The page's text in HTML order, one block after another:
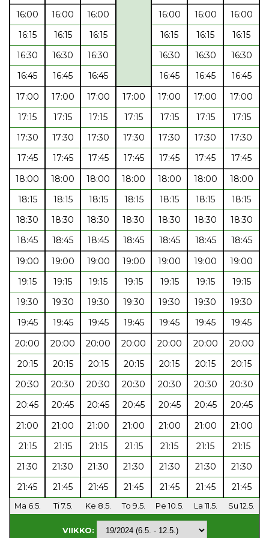
16:00
16:00 16:00 16:00 16:00
16:00
16:15
16:15 16:15 16:15 16:15
16:15
16:30
16:30 16:30 16:30 16:30
16:30
16:45
16:45 16:45 16:45 16:45
16:45
17:00
17:00 17:00 17:00 17:00 17:00
17:00
17:15
17:15 17:15 17:15 17:15 17:15
17:15
17:30
17:30 17:30 17:30 17:30 17:30
17:30
17:45
17:45 17:45 17:45 17:45 17:45
17:45
18:00
18:00 18:00 18:00 18:00 18:00
18:00
18:15
18:15 18:15 18:15 18:15 18:15
18:15
18:30
18:30 18:30 18:30 18:30 18:30
18:30
18:45
18:45 18:45 18:45 18:45 18:45
18:45
19:00
19:00 19:00 19:00 19:00 19:00
19:00
19:15
19:15 19:15 19:15 19:15 19:15
19:15
19:30
19:30 19:30 19:30 19:30 19:30
19:30
19:45
19:45 19:45 19:45 19:45 19:45
19:45
20:00
20:00 20:00 20:00 20:00 20:00
20:00
20:15
20:15 20:15 20:15 20:15 20:15
20:15
20:30
20:30 20:30 20:30 20:30 20:30
20:30
20:45
20:45 20:45 20:45 20:45 20:45
20:45
21:00
21:00 21:00 21:00 21:00 21:00
21:00
21:15
21:15 21:15 21:15 21:15 21:15
21:15
21:30
21:30 21:30 21:30 21:30 21:30
21:30
21:45
21:45 21:45 21:45 21:45 21:45 21:45
Ma 6.5. Ti 7.5. Ke 8.5. To 9.5. Pe 10.5. La 11.5. Su 12.5.
VIIKKO: